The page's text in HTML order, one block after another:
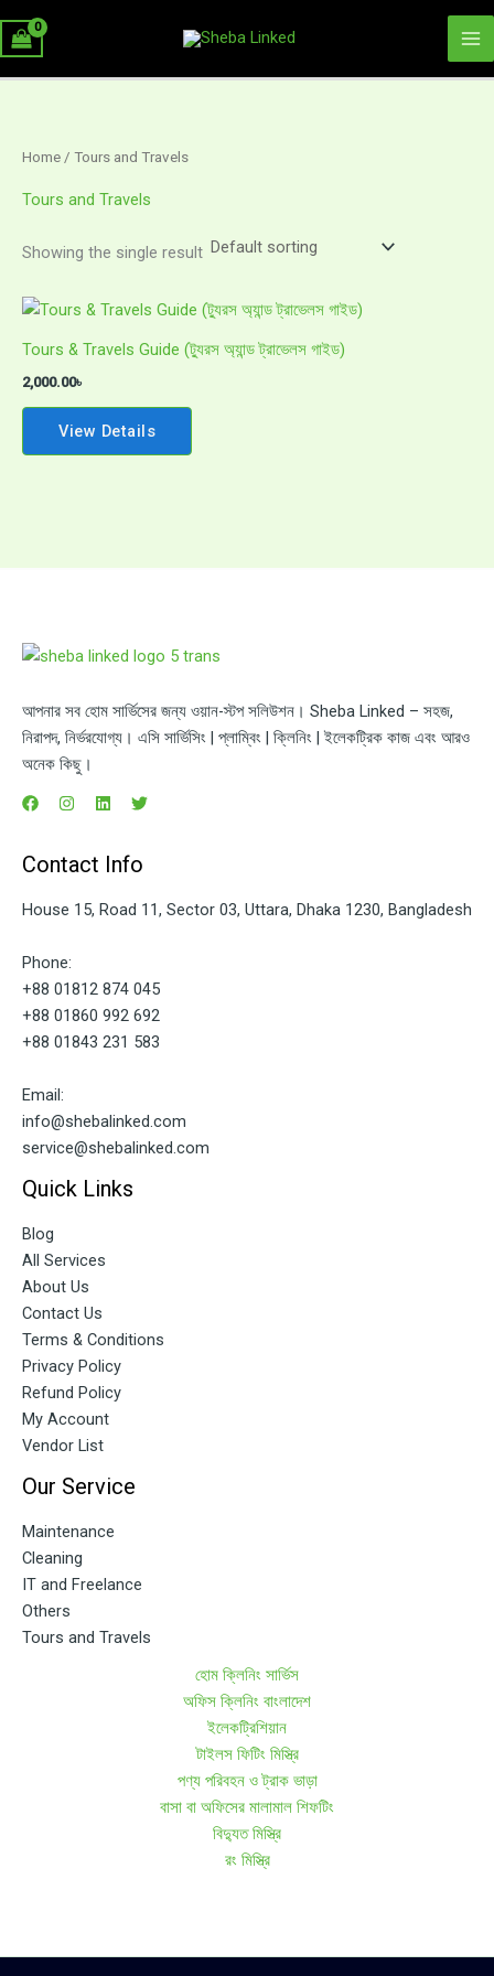
to
Home / Tours and Travels
Tours and Travels
Showing the single result
Tours & Travels Guide (ট্যুরস অ্যান্ড ট্রাভেলস গাইড)
2,000.00৳
View Details
আপনার সব হোম সার্ভিসের জন্য ওয়ান-স্টপ সলিউশন। Sheba Linked – সহজ,
নিরাপদ, নির্ভরযোগ্য। এসি সার্ভিসিং | প্লাম্বিং | ক্লিনিং | ইলেকট্রিক কাজ এবং আরও
অনেক কিছু।
Contact Info
House 15, Road 11, Sector 03, Uttara, Dhaka 1230, Bangladesh
Phone:
+88 01812 874 045
+88 01860 992 692
+88 01843 231 583
Email:
info@shebalinked.com
service@shebalinked.com
Quick Links
Blog
All Services
About Us
Contact Us
Terms & Conditions
Privacy Policy
Refund Policy
My Account
Vendor List
Our Service
Maintenance
Cleaning
IT and Freelance
Others
Tours and Travels
হোম ক্লিনিং সার্ভিস
অফিস ক্লিনিং বাংলাদেশ
ইলেকট্রিশিয়ান
টাইলস ফিটিং মিস্ত্রি
পণ্য পরিবহন ও ট্রাক ভাড়া
বাসা বা অফিসের মালামাল শিফটিং
বিদ্যুত মিস্ত্রি
রং মিস্ত্রি